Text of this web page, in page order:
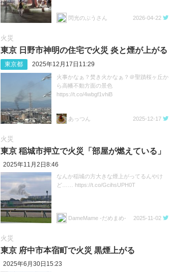
閃光のぶうさん 2026-04-22
火災
東京 日野市神明の住宅で火災 炎と煙が上がる
東京都 2025年12月17日11:29
火事かなぁ？焚き火かなぁ？＠聖蹟桜ヶ丘か
ら高幡不動方面の景色
https://t.co/4wbgf1vhiB
あっつん 2025-12-17
火災
東京 稲城市押立で火災「部屋が燃えている」
2025年11月2日8:46
なんか稲城の方大きな煙上がってるんやけ
ど…… https://t.co/GcihsUPH0T
DameMame -だめまめ- 2025-11-02
火災
東京 府中市本宿町で火災 黒煙上がる
2025年6月30日15:23